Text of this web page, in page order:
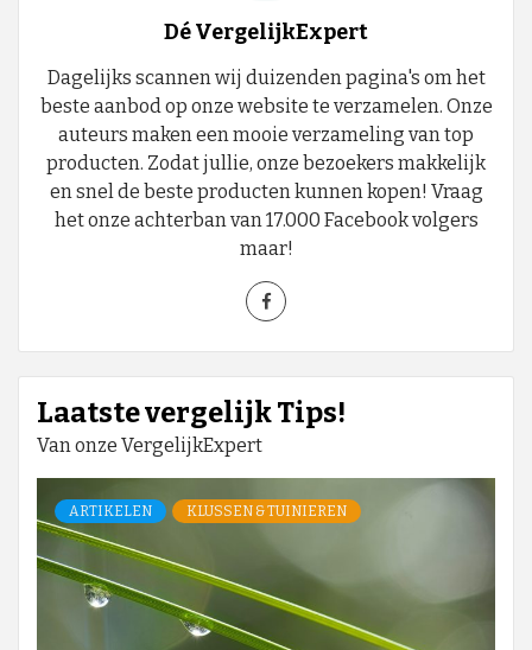
Dé VergelijkExpert
Dagelijks scannen wij duizenden pagina's om het
beste aanbod op onze website te verzamelen. Onze
auteurs maken een mooie verzameling van top
producten. Zodat jullie, onze bezoekers makkelijk
en snel de beste producten kunnen kopen! Vraag
het onze achterban van 17.000 Facebook volgers
maar!
Laatste vergelijk Tips!
Van onze VergelijkExpert
ARTIKELEN KLUSSEN & TUINIEREN